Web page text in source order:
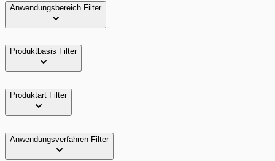
Anwendungsbereich Filter
Produktbasis Filter
Produktart Filter
Anwendungsverfahren Filter